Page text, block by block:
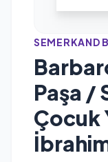
SEMERKAND
Paşa /
Çocuk